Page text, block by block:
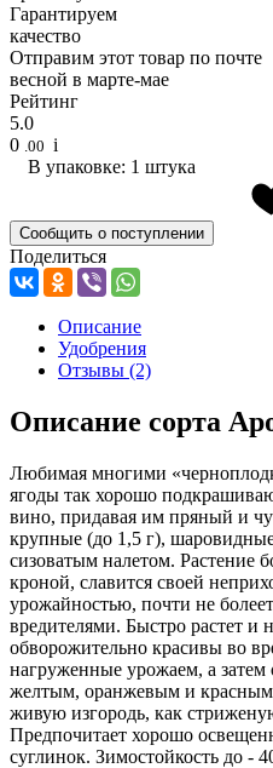
Гарантируем
качество
Отправим этот товар по почте
весной в марте-мае
Рейтинг
5.0
0 .00 i
В упаковке: 1 штука
Сообщить о поступлении
Поделиться
Описание
Удобрения
Отзывы (2)
Описание сорта
Любимая многими
ягоды так хорошо
вино, придавая им пряный и
крупные (до 1,5 г),
сизоватым налетом. Растение
кроной, славится своей
урожайностью, почти не
вредителями. Быстро растет и
обворожительно красивы во
нагруженные урожаем, а
желтым, оранжевым и
живую изгородь, как
Предпочитает хорошо
суглинок. Зимостойкость до -